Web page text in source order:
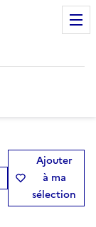
Ajouter
à ma
sélection